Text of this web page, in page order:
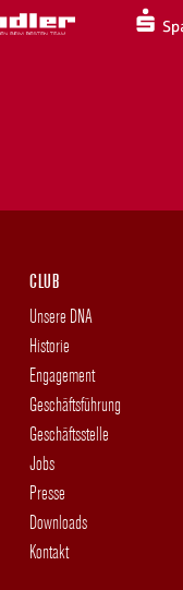
CLUB
Unsere DNA
Historie
Engagement
Geschäftsführung
Geschäftsstelle
Jobs
Presse
Downloads
Kontakt